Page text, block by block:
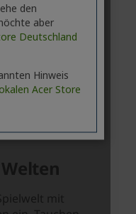
den
aber
Deutschland
Hinweis
Acer Store